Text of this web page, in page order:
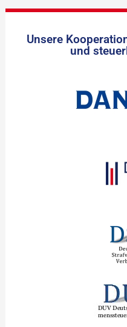
Unsere
und